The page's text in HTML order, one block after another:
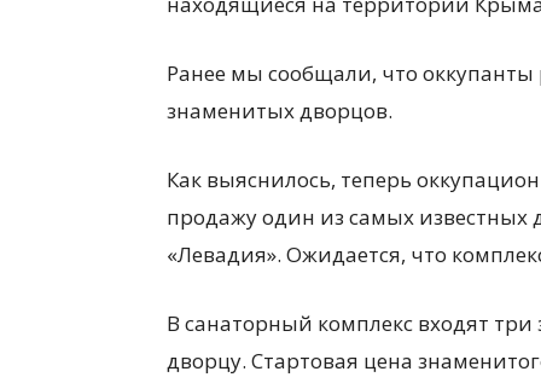
Ранее мы сообщали, что
знаменитых дворцов.
Как выяснилось, теперь
продажу один из самых
«Левадия». Ожидается, что
В санаторный комплекс входят
дворцу. Стартовая цена